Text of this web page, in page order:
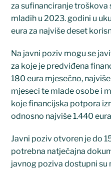
za sufinanciranje
mladih u 2023. godini u
eura za najviše deset
Na javni poziv mogu se
za koje je predviđena
180 eura mjesečno,
mjeseci te mlade osobe i
koje financijska potpora
odnosno najviše 1.440
Javni poziv otvoren je do
potrebna natječajna
javnog poziva dostupni su